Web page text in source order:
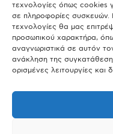
τεχνολογίες όπως cookies
σε πληροφορίες συσκευών.
τεχνολογίες θα μας
προσωπικού χαρακτήρα,
αναγνωριστικά σε αυτόν
ανάκληση της
ορισμένες λειτουργίες και
25.03.2026
Θύελλα χτυπά το Μόναχο:
και τις καταιγίδες
25.03.2026